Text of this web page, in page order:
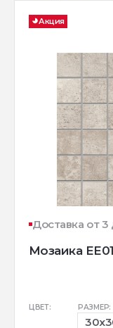
Акция
Доставка от 3
Мозаика
ЦВЕТ: РАЗМЕР: